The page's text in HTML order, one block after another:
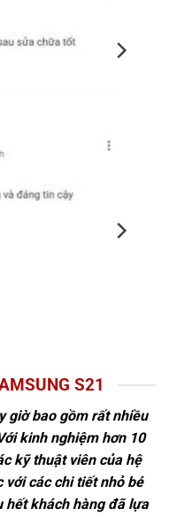
S21
giờ bao gồm rất nhiều
kinh nghiệm hơn 10
kỹ thuật viên của hệ
các chi tiết nhỏ bé
hết khách hàng đã lựa